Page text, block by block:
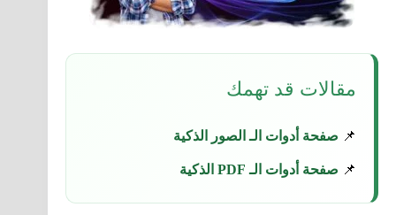
مقالات قد تهمك
📌 صفحة أدوات الـ الصور الذكية
📌 صفحة أدوات الـ PDF الذكية